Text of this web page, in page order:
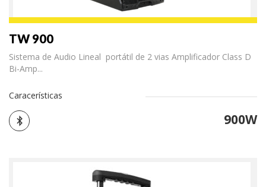
TW 900
Sistema de Audio Lineal portátil de 2 vias Amplificador Class D
Bi-Amp...
Caracerísticas
900W